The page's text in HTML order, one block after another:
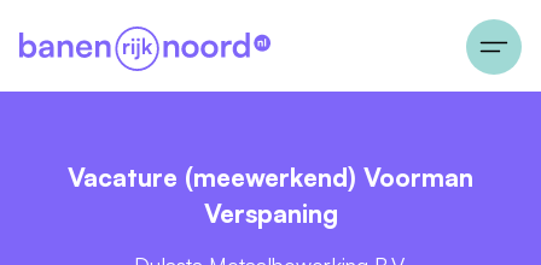
Vacature (meewerkend) Voorman
Verspaning